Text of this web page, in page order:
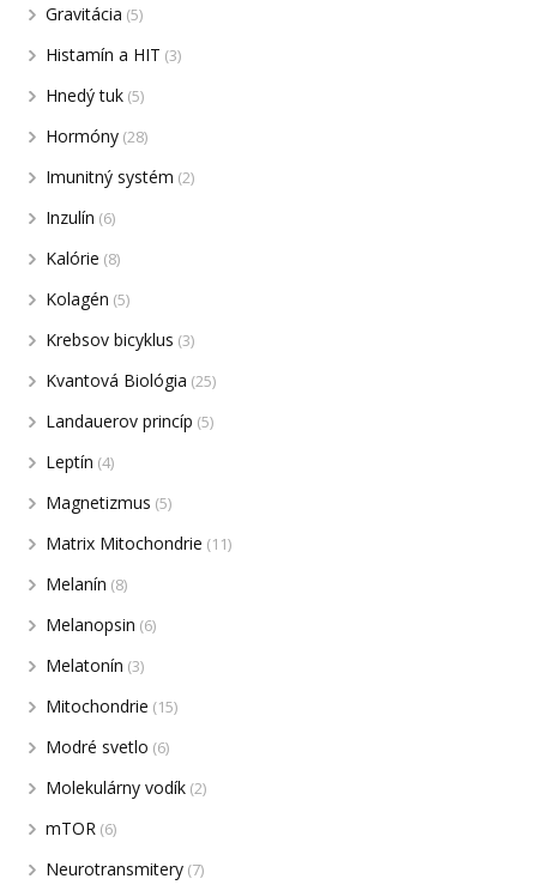
Gravitácia (5)
Histamín a HIT (3)
Hnedý tuk (5)
Hormóny (28)
Imunitný systém (2)
Inzulín (6)
Kalórie (8)
Kolagén (5)
Krebsov bicyklus (3)
Kvantová Biológia (25)
Landauerov princíp (5)
Leptín (4)
Magnetizmus (5)
Matrix Mitochondrie (11)
Melanín (8)
Melanopsin (6)
Melatonín (3)
Mitochondrie (15)
Modré svetlo (6)
Molekulárny vodík (2)
mTOR (6)
Neurotransmitery (7)